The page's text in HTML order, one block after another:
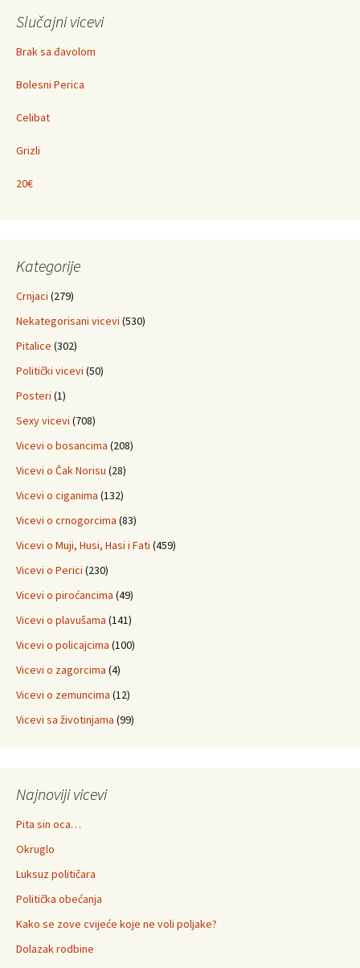
Slučajni vicevi
Brak sa đavolom
Bolesni Perica
Celibat
Grizli
20€
Kategorije
Crnjaci (279)
Nekategorisani vicevi (530)
Pitalice (302)
Politički vicevi (50)
Posteri (1)
Sexy vicevi (708)
Vicevi o bosancima (208)
Vicevi o Čak Norisu (28)
Vicevi o ciganima (132)
Vicevi o crnogorcima (83)
Vicevi o Muji, Husi, Hasi i Fati (459)
Vicevi o Perici (230)
Vicevi o piroćancima (49)
Vicevi o plavušama (141)
Vicevi o policajcima (100)
Vicevi o zagorcima (4)
Vicevi o zemuncima (12)
Vicevi sa životinjama (99)
Najnoviji vicevi
Pita sin oca…
Okruglo
Luksuz političara
Politička obećanja
Kako se zove cvijeće koje ne voli poljake?
Dolazak rodbine